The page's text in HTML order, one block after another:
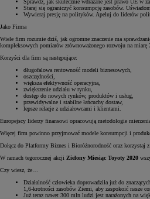
Sprawdź, jak skutecznie wdrażane jest prawo UE w
Staraj się ograniczyć konsumpcję zasobów.
Wywieraj presję na polityków. Apeluj do liderów
Jako Firma
Wiele firm rozumie dziś, jak ogromne znaczenie ma
kompleksowych pomiarów zrównoważonego rozwoju na miarę
Korzyści dla firm są następujące:
długofalowa rentowność modeli biznesowych,
oszczędności,
większa efektywność operacyjna,
zwiększenie udziału w rynku,
dostęp do nowych rynków, produktów i usług,
przewidywalne i stabilne łańcuchy dostaw,
lepsze relacje z udziałowcami i klientami.
Europejscy liderzy finansowi opracowują metodologie
Więcej firm powinno przyjmować modele konsumpcji i
Dołącz do Platformy Biznes i Bioróżnorodność oraz korzystaj
W ramach tegorocznej akcji Zielony Miesiąc Toyoty 2020
Czy wiesz, że…
Działalność człowieka doprowadziła już do
1,6-krotności zasobów Ziemi, aby zaspokoić nasze
Już teraz nawet 300 mln ludzi jest narażonych na